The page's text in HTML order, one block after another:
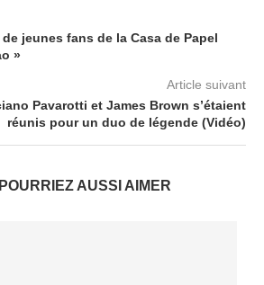
jeunes fans de la Casa de Papel
»
Article suivant
Pavarotti et James Brown s’étaient
réunis pour un duo de légende (Vidéo)
AUSSI AIMER